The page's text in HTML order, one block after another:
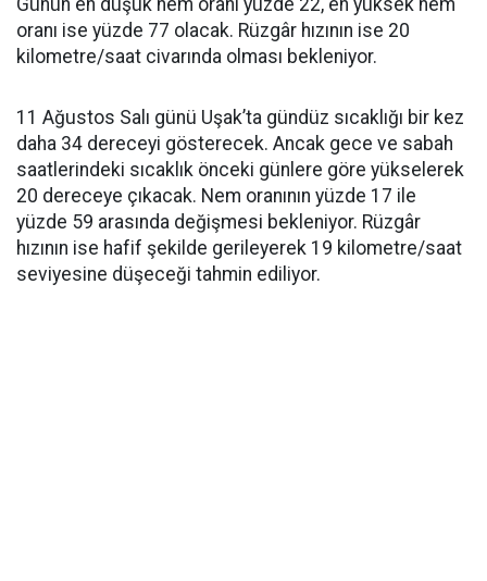
Günün en düşük nem oranı yüzde 22, en yüksek nem
oranı ise yüzde 77 olacak. Rüzgâr hızının ise 20
kilometre/saat civarında olması bekleniyor.
11 Ağustos Salı günü Uşak’ta gündüz sıcaklığı bir kez
daha 34 dereceyi gösterecek. Ancak gece ve sabah
saatlerindeki sıcaklık önceki günlere göre yükselerek
20 dereceye çıkacak. Nem oranının yüzde 17 ile
yüzde 59 arasında değişmesi bekleniyor. Rüzgâr
hızının ise hafif şekilde gerileyerek 19 kilometre/saat
seviyesine düşeceği tahmin ediliyor.